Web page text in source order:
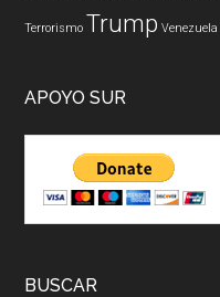
Terrorismo Trump Venezuela
APOYO SUR
BUSCAR